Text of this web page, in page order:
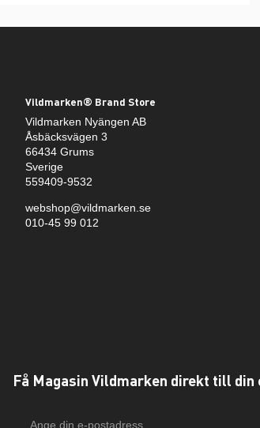
Vildmarken® Brand Store
Vildmarken Nyängen AB
Åsbäcksvägen 3
66434 Grums
Sverige
559409-9532
webshop@vildmarken.se
010-45 99 012
Få Magasin Vildmarken direkt till
postadress